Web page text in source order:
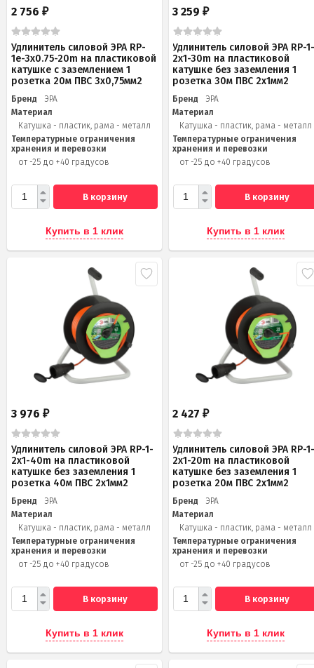
2 756 ₽
Удлинитель силовой ЭРА RP-
1e-3х0.75-20m на пластиковой
катушке c заземлением 1
розетка 20м ПВС 3х0,75мм2
Бренд
ЭРА
Материал
Катушка - пластик, рама - металл
Температурные ограничения
хранения и перевозки
от -25 до +40 градусов
В корзину
Купить в 1 клик
3 259₽
Удлинитель силовой ЭРА RP-
2x1-30m на пластиковой
катушке без заземления 1
розетка 30м ПВС 2x1мм2
Бренд
ЭРА
Материал
Катушка - пластик, рама - металл
Температурные ограничения
хранения и перевозки
от -25 до +40 градусов
В корзину
Купить в 1 клик
3 976 ₽
Удлинитель силовой ЭРА RP-1-
2x1-40m на пластиковой
катушке без заземления 1
розетка 40м ПВС 2x1мм2
Бренд
ЭРА
Материал
Катушка - пластик, рама - металл
Температурные ограничения
хранения и перевозки
от -25 до +40 градусов
В корзину
Купить в 1 клик
2 427₽
Удлинитель силовой ЭРА RP-
2x1-20m на пластиковой
катушке без заземления 1
розетка 20м ПВС 2х1мм2
Бренд
ЭРА
Материал
Катушка - пластик, рама - металл
Температурные ограничения
хранения и перевозки
от -25 до +40 градусов
В корзину
Купить в 1 клик